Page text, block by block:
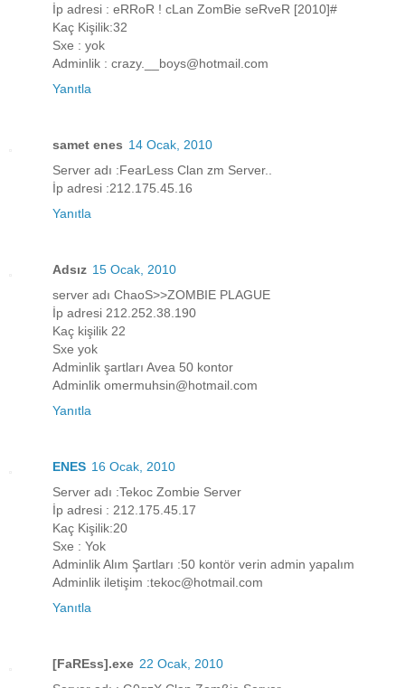
İp adresi : eRRoR ! cLan ZomBie seRveR [2010]#
Kaç Kişilik:32
Sxe : yok
Adminlik : crazy.__boys@hotmail.com
Yanıtla
samet enes 14 Ocak, 2010
Server adı :FearLess Clan zm Server..
İp adresi :212.175.45.16
Yanıtla
Adsız 15 Ocak, 2010
server adı ChaoS>>ZOMBIE PLAGUE
İp adresi 212.252.38.190
Kaç kişilik 22
Sxe yok
Adminlik şartları Avea 50 kontor
Adminlik omermuhsin@hotmail.com
Yanıtla
ENES 16 Ocak, 2010
Server adı :Tekoc Zombie Server
İp adresi : 212.175.45.17
Kaç Kişilik:20
Sxe : Yok
Adminlik Alım Şartları :50 kontör verin admin yapalım
Adminlik iletişim :tekoc@hotmail.com
Yanıtla
[FaREss].exe 22 Ocak, 2010